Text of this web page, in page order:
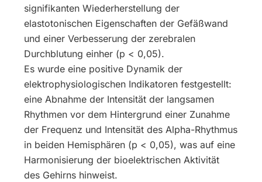
signifikanten Wiederherstellung der
elastotonischen Eigenschaften der Gefäßwand
und einer Verbesserung der zerebralen
Durchblutung einher (p < 0,05).
Es wurde eine positive Dynamik der
elektrophysiologischen Indikatoren festgestellt:
eine Abnahme der Intensität der langsamen
Rhythmen vor dem Hintergrund einer Zunahme
der Frequenz und Intensität des Alpha-Rhythmus
in beiden Hemisphären (p < 0,05), was auf eine
Harmonisierung der bioelektrischen Aktivität
des Gehirns hinweist.